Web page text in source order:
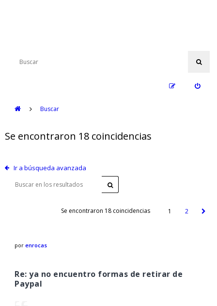
Buscar
Se encontraron 18 coincidencias
Ir a búsqueda avanzada
Se encontraron 18 coincidencias 1 2
por enrocas
Re: ya no encuentro formas de retirar de
Paypal